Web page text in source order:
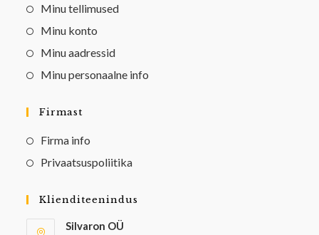
Minu tellimused
Minu konto
Minu aadressid
Minu personaalne info
Firmast
Firma info
Privaatsuspoliitika
Klienditeenindus
Silvaron OÜ